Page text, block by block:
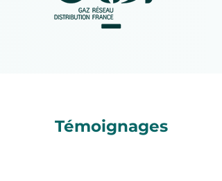
Témoignages